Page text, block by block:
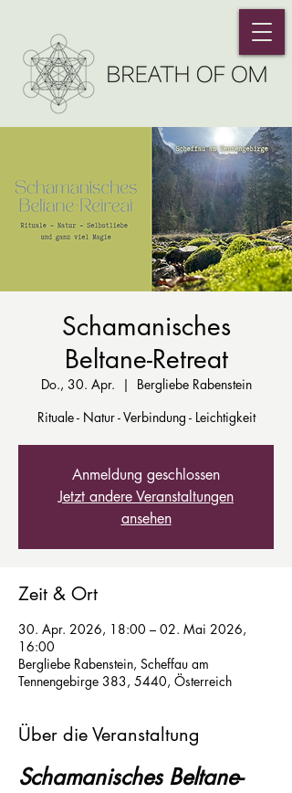
Schamanisches
Beltane-Retreat
Do., 30. Apr.
  |
Bergliebe Rabenstein
Rituale - Natur - Verbindung - Leichtigkeit
Anmeldung geschlossen
Jetzt andere Veranstaltungen
ansehen
Zeit & Ort
30. Apr. 2026, 18:00 – 02. Mai 2026,
16:00
Bergliebe Rabenstein, Scheffau am
Tennengebirge 383, 5440, Österreich
Über die Veranstaltung
Schamanisches Beltane-